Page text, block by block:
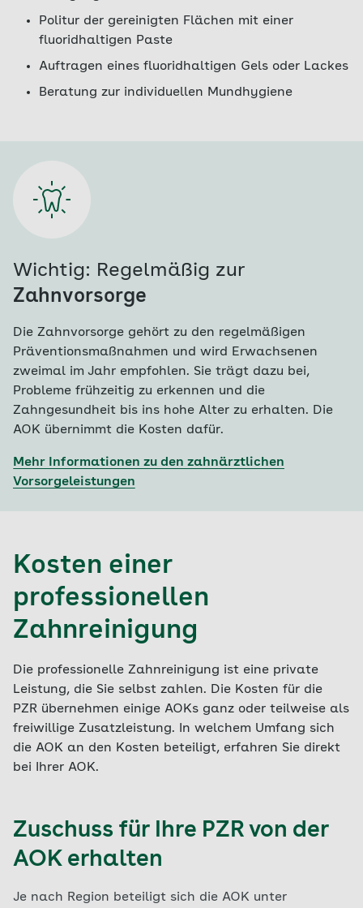
Politur der gereinigten Flächen mit einer
fluoridhaltigen Paste
Auftragen eines fluoridhaltigen Gels oder Lackes
Beratung zur individuellen Mundhygiene
Wichtig: Regelmäßig zur
Zahnvorsorge
Die Zahnvorsorge gehört zu den regelmäßigen
Präventionsmaßnahmen und wird Erwachsenen
zweimal im Jahr empfohlen. Sie trägt dazu bei,
Probleme frühzeitig zu erkennen und die
Zahngesundheit bis ins hohe Alter zu erhalten. Die
AOK übernimmt die Kosten dafür.
Mehr Informationen zu den zahnärztlichen
Vorsorgeleistungen
Kosten einer
professionellen
Zahnreinigung
Die professionelle Zahnreinigung ist eine private
Leistung, die Sie selbst zahlen. Die Kosten für die
PZR übernehmen einige AOKs ganz oder teilweise als
freiwillige Zusatzleistung. In welchem Umfang sich
die AOK an den Kosten beteiligt, erfahren Sie direkt
bei Ihrer AOK.
Zuschuss für Ihre PZR von der
AOK erhalten
Je nach Region beteiligt sich die AOK unter